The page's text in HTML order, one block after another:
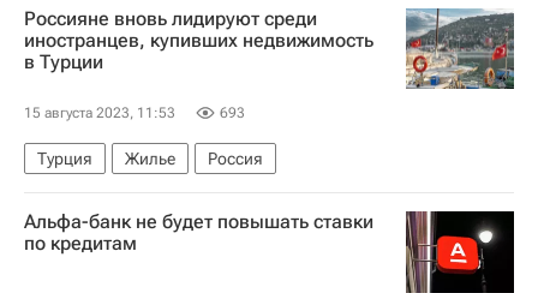
Россияне вновь лидируют среди
иностранцев, купивших недвижимость
в Турции
15 августа 2023, 11:53 693
Турция Жилье Россия
Альфа-банк не будет повышать ставки
по кредитам